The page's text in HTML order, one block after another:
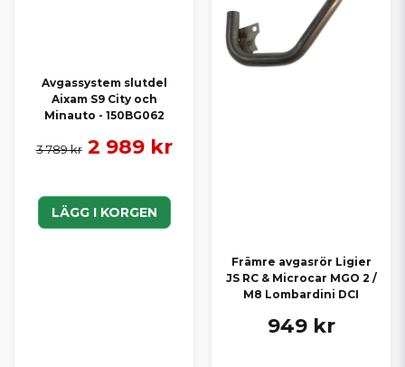
Avgassystem slutdel
Aixam S9 City och
Minauto - 150BG062
3 789 kr 2 989 kr
LÄGG I KORGEN
Främre avgasrör Ligier
JS RC & Microcar MGO 2 /
M8 Lombardini DCI
949 kr